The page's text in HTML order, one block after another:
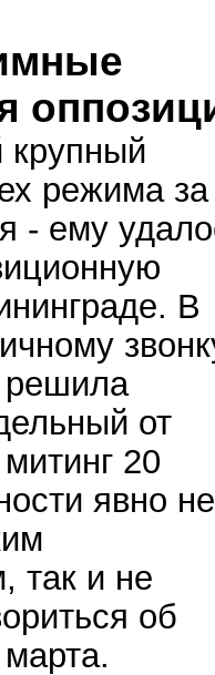
режима за
- ему
В
от
20
явно не
так и не
об